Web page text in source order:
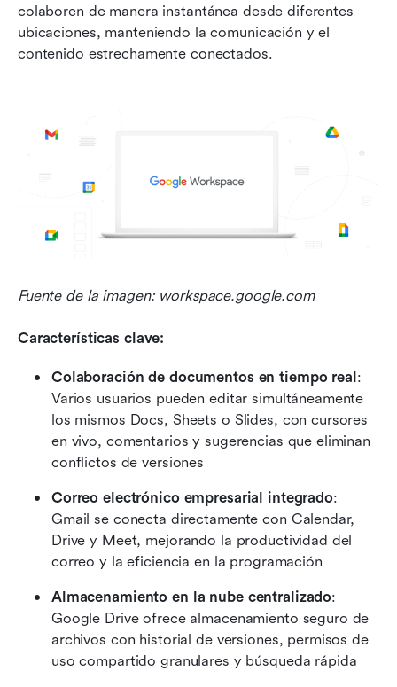
colaboren de manera instantánea desde diferentes
ubicaciones, manteniendo la comunicación y el
contenido estrechamente conectados.
Fuente de la imagen: workspace.google.com
Características clave:
Colaboración de documentos en tiempo real :
Varios usuarios pueden editar simultáneamente
los mismos Docs, Sheets o Slides, con cursores
en vivo, comentarios y sugerencias que eliminan
conflictos de versiones
Correo electrónico empresarial integrado:
Gmail se conecta directamente con Calendar,
Drive y Meet, mejorando la productividad del
correo y la eficiencia en la programación
Almacenamiento en la nube centralizado:
Google Drive ofrece almacenamiento seguro de
archivos con historial de versiones, permisos de
uso compartido granulares y búsqueda rápida